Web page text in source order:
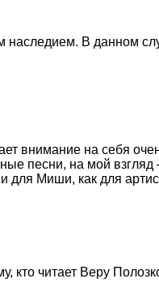
наследием. В данном
внимание на себя
песни, на мой
для Миши, как для
кто читает Веру